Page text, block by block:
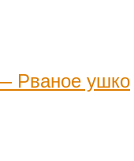
Рваное ушко